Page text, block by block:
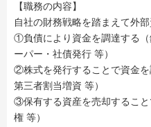
【職務の内容】
自社の財務戦略を踏まえて外
①負債により資金を調達する
ーパー・社債発行 等）
②株式を発行することで資金を
第三者割当増資 等）
③保有する資産を売却するこ
権 等）